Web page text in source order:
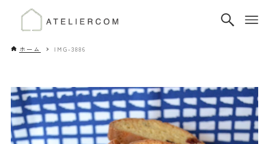
ホーム IMG-3886